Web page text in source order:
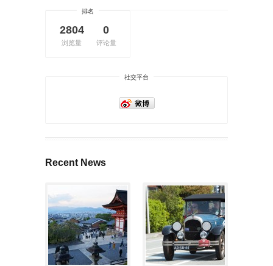
排名
2804
浏览量
0
评论量
社交平台
Recent News